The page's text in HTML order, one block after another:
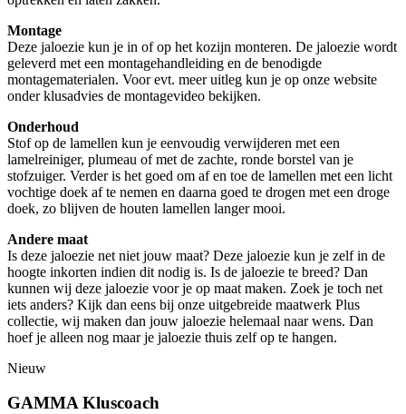
Montage
Deze jaloezie kun je in of op het kozijn monteren. De jaloezie wordt
geleverd met een montagehandleiding en de benodigde
montagematerialen. Voor evt. meer uitleg kun je op onze website
onder klusadvies de montagevideo bekijken.
Onderhoud
Stof op de lamellen kun je eenvoudig verwijderen met een
lamelreiniger, plumeau of met de zachte, ronde borstel van je
stofzuiger. Verder is het goed om af en toe de lamellen met een licht
vochtige doek af te nemen en daarna goed te drogen met een droge
doek, zo blijven de houten lamellen langer mooi.
Andere maat
Is deze jaloezie net niet jouw maat? Deze jaloezie kun je zelf in de
hoogte inkorten indien dit nodig is. Is de jaloezie te breed? Dan
kunnen wij deze jaloezie voor je op maat maken. Zoek je toch net
iets anders? Kijk dan eens bij onze uitgebreide maatwerk Plus
collectie, wij maken dan jouw jaloezie helemaal naar wens. Dan
hoef je alleen nog maar je jaloezie thuis zelf op te hangen.
Nieuw
GAMMA Kluscoach